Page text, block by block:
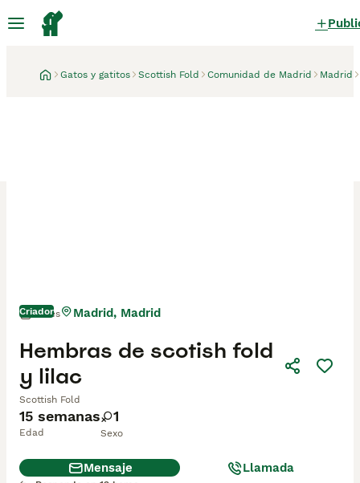
Gatos y gatitos Scottish Fold Comunidad de Madrid Madrid
Criador
15 semanas
Edad
1
Sexo
Hembras de scotish fold
y lilac
Scottish Fold
1 mes Madrid, Madrid
Mensaje Llamada